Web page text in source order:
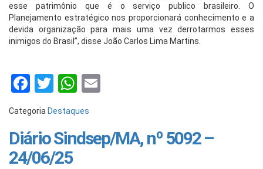
esse patrimônio que é o serviço publico brasileiro. O
Planejamento estratégico nos proporcionará conhecimento e a
devida organização para mais uma vez derrotarmos esses
inimigos do Brasil”, disse João Carlos Lima Martins.
Facebook
TwitterWhatsApp
Categoria Destaques
Diário Sindsep/MA, nº 5092 –
24/06/25